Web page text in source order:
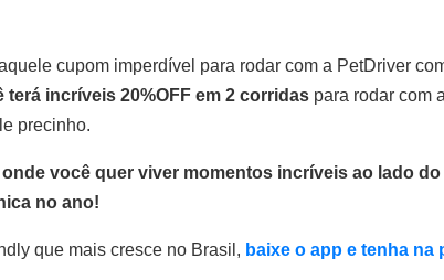
cupom imperdível para rodar com a PetDriver
terá incríveis 20%OFF em 2 corridas para rodar com
precinho.
você quer viver momentos incríveis ao lado
no ano!
que mais cresce no Brasil, baixe o app e tenha